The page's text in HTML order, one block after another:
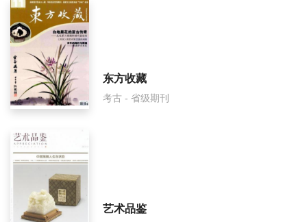
东方收藏
考古 - 省级期刊
艺术品鉴